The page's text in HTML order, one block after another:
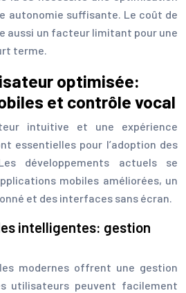
autonomie suffisante. Le coût de
aussi un facteur limitant pour une
terme.
optimisée:
et contrôle vocal
intuitive et une expérience
essentielles pour l’adoption des
développements actuels se
mobiles améliorées, un
et des interfaces sans écran.
intelligentes: gestion
modernes offrent une gestion
utilisateurs peuvent facilement